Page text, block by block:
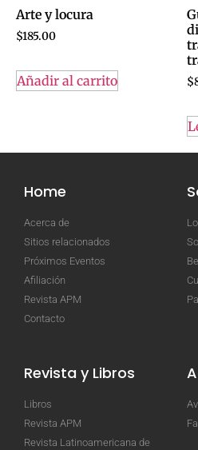
Arte y locura
$185.00
Añadir al carrito $
Home
Acerca de
Sitios relacionados
Próximos Eventos
Afiliación
Revista APM
Contacto
Revista y Libros
Libros
Revista APM
Revista Latinoamericana de